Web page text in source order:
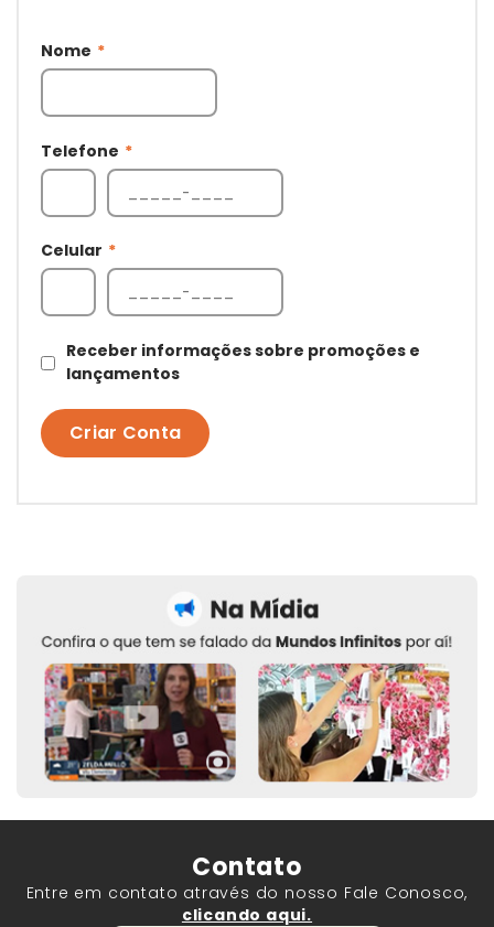
Nome *
Telefone *
Celular *
Receber informações sobre promoções e
lançamentos
Criar Conta
Contato
Entre em contato através do nosso Fale Conosco,
clicando aqui.